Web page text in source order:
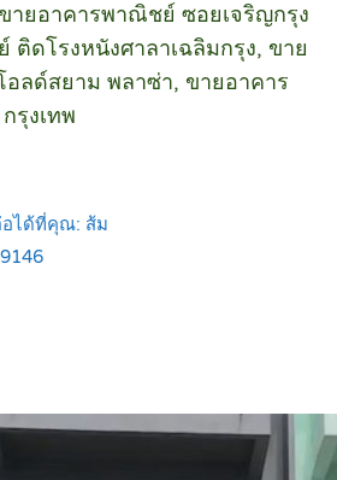
ยอาคารพาณิชย์ ซอยเจริญกรุง
ดโรงหนังศาลาเฉลิมกรุง, ขาย
ลด์สยาม พลาซ่า, ขายอาคาร
รุงเทพ
อได้ที่คุณ: ส้ม